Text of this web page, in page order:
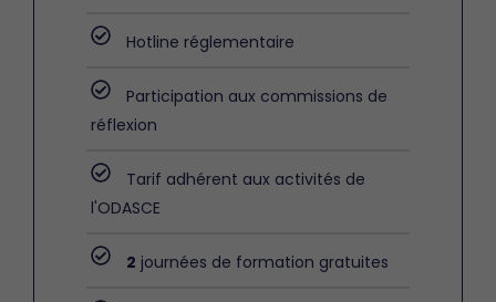
Hotline réglementaire
Participation aux commissions de
réflexion
Tarif adhérent aux activités de
l'ODASCE
2 journées de formation gratuites